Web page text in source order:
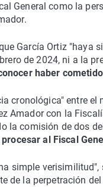
General como la
García Ortiz "haya
de 2024, ni a la
haber
cronológica" entre el
Amador con la
la comisión de dos
al Fiscal
simple
la perpetración del